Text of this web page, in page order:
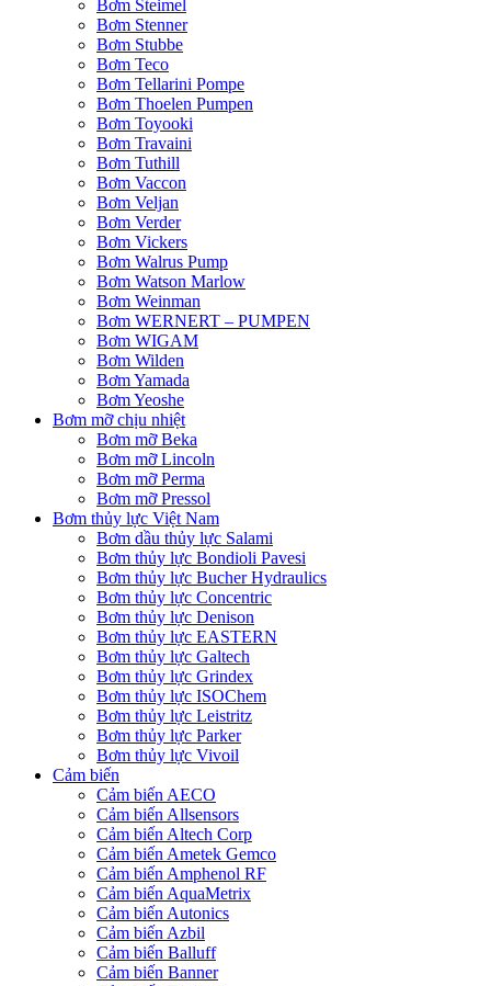
Bơm Steimel
Bơm Stenner
Bơm Stubbe
Bơm Teco
Bơm Tellarini Pompe
Bơm Thoelen Pumpen
Bơm Toyooki
Bơm Travaini
Bơm Tuthill
Bơm Vaccon
Bơm Veljan
Bơm Verder
Bơm Vickers
Bơm Walrus Pump
Bơm Watson Marlow
Bơm Weinman
Bơm WERNERT – PUMPEN
Bơm WIGAM
Bơm Wilden
Bơm Yamada
Bơm Yeoshe
Bơm mỡ chịu nhiệt
Bơm mỡ Beka
Bơm mỡ Lincoln
Bơm mỡ Perma
Bơm mỡ Pressol
Bơm thủy lực Việt Nam
Bơm dầu thủy lực Salami
Bơm thủy lực Bondioli Pavesi
Bơm thủy lực Bucher Hydraulics
Bơm thủy lực Concentric
Bơm thủy lực Denison
Bơm thủy lực EASTERN
Bơm thủy lực Galtech
Bơm thủy lực Grindex
Bơm thủy lực ISOChem
Bơm thủy lực Leistritz
Bơm thủy lực Parker
Bơm thủy lực Vivoil
Cảm biến
Cảm biến AECO
Cảm biến Allsensors
Cảm biến Altech Corp
Cảm biến Ametek Gemco
Cảm biến Amphenol RF
Cảm biến AquaMetrix
Cảm biến Autonics
Cảm biến Azbil
Cảm biến Balluff
Cảm biến Banner